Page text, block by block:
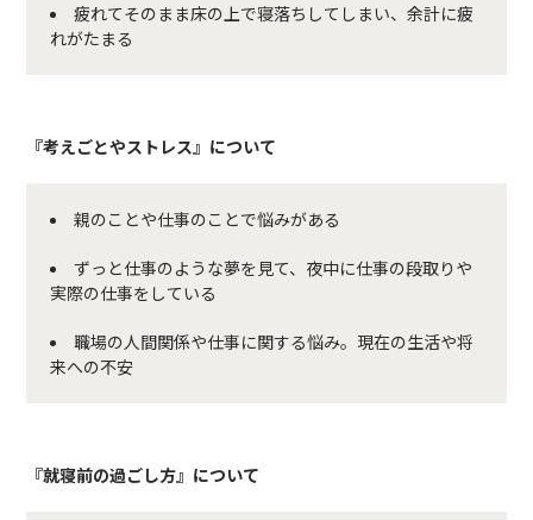
疲れてそのまま床の上で寝落ちしてしまい、余計に疲
れがたまる
『考えごとやストレス』について
親のことや仕事のことで悩みがある
ずっと仕事のような夢を見て、夜中に仕事の段取りや
実際の仕事をしている
職場の人間関係や仕事に関する悩み。現在の生活や将
来への不安
『就寝前の過ごし方』について